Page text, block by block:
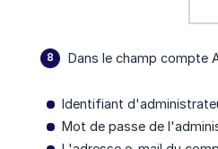
Dans le champ compte
Identifiant
Mot de passe de